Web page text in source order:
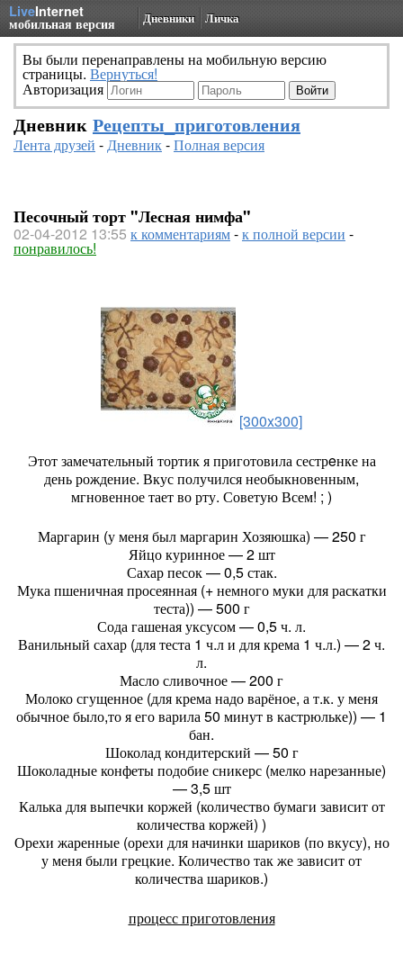
LiveInternet
мобильная версия Дневники Личка
Вы были перенаправлены на мобильную версию
страницы. Вернуться!
Авторизация
Дневник Рецепты_приготовления
Лента друзей -Дневник-Полная версия
Песочный торт "Лесная нимфа"
02-04-2012 13:55 к комментариям-к полной версии -
понравилось!
[300x300]
Этот замечательный тортик я приготовила сестрeнке на
день рождение. Вкус получился необыкновенным,
мгновенное тает во рту. Советую Всем! ; )
Маргарин (у меня был маргарин Хозяюшка) — 250 г
Яйцо куринное — 2 шт
Сахар песок — 0,5 стак.
Мука пшеничная просеянная (+ немного муки для раскатки
теста)) — 500 г
Сода гашеная уксусом — 0,5 ч. л.
Ванильный сахар (для теста 1 ч.л и для крема 1 ч.л.) — 2 ч.
л.
Масло сливочное — 200 г
Молоко сгущенное (для крема надо варёное, а т.к. у меня
обычное было,то я его варила 50 минут в кастрюльке)) — 1
бан.
Шоколад кондитерский — 50 г
Шоколадные конфеты подобие сникерс (мелко нарезанные)
— 3,5 шт
Калька для выпечки коржей (количество бумаги зависит от
количества коржей) )
Орехи жаренные (орехи для начинки шариков (по вкусу), но
у меня были грецкие. Количество так же зависит от
количества шариков.)
процесс приготовления